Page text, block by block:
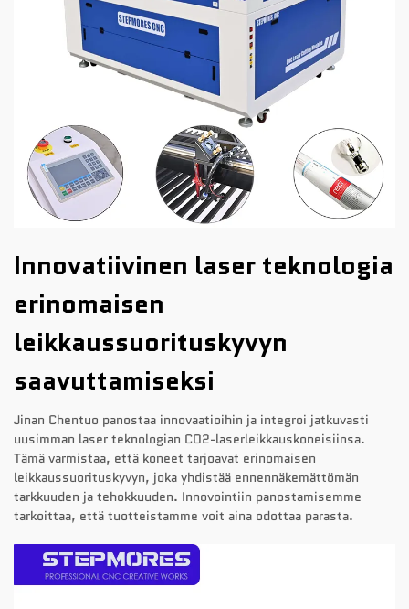
Innovatiivinen laser teknologia
erinomaisen
leikkaussuorituskyvyn
saavuttamiseksi
Jinan Chentuo panostaa innovaatioihin ja integroi jatkuvasti
uusimman laser teknologian CO2-laserleikkauskoneisiinsa.
Tämä varmistaa, että koneet tarjoavat erinomaisen
leikkaussuorituskyvyn, joka yhdistää ennennäkemättömän
tarkkuuden ja tehokkuuden. Innovointiin panostamisemme
tarkoittaa, että tuotteistamme voit aina odottaa parasta.